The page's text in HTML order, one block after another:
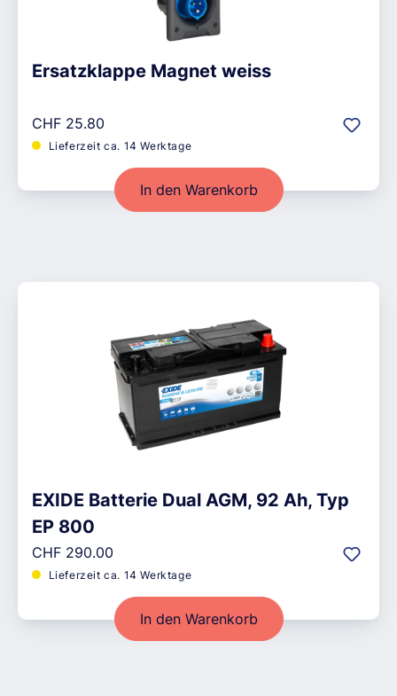
Ersatzklappe Magnet weiss
Regulärer Preis:
CHF 25.80
Lieferzeit ca. 14 Werktage
In den Warenkorb
EXIDE Batterie Dual AGM, 92 Ah, Typ
EP 800
Regulärer Preis:
CHF 290.00
Lieferzeit ca. 14 Werktage
In den Warenkorb